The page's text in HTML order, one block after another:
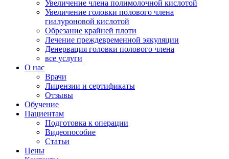
Увеличение члена полимолочной кислотой
Увеличение головки полового члена
гиалуроновой кислотой
Обрезание крайней плоти
Лечение преждевременной эякуляции
Денервация головки полового члена
все услуги
О нас
Врачи
Лицензии и сертификаты
Отзывы
Обучение
Пациентам
Подготовка к операции
Видеопособие
Статьи
Цены